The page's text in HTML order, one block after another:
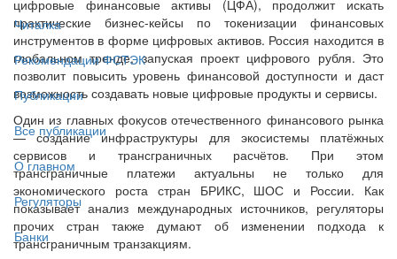
Читалка
Рекомендации ФСТЭК
Публикации
Все публикации
О главном
Регуляторы
Банки
цифровые финансовые активы (ЦФА), продолжит искать
практические бизнес-кейсы по токенизации финансовых
инструментов в форме цифровых активов. Россия находится в
глобальном тренде, запуская проект цифрового рубля. Это
позволит повысить уровень финансовой доступности и даст
возможность создавать новые цифровые продукты и сервисы.
Один из главных фокусов отечественного финансового рынка
— создание инфраструктуры для экосистемы платёжных
сервисов и трансграничных расчётов. При этом
трансграничные платежи актуальны не только для
экономического роста стран БРИКС, ШОС и России. Как
показывает анализ международных источников, регуляторы
прочих стран также думают об изменении подхода к
трансграничным транзакциям.